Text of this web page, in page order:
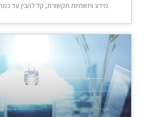
מידע ותשתיות תקשורת, קל להבין עד